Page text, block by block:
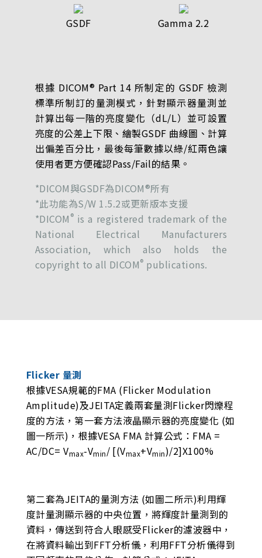
GSDF Gamma 2.2
根據 DICOM® Part 14 所制定的 GSDF 檢測
標準所制訂的量測模式，針對顯示器量測並
計算出每一階的亮度變化（dL/L）並可設置
亮度的公差上下限、繪製GSDF 曲線圖、計算
出偏差百分比，最後每筆數據以綠/紅兩色讓
使用者更方便確認Pass/Fail的結果。
*DICOM與GSDF為DICOM®所有
*此功能為S/W 1.5.2或更新版本支援
*DICOM ® is a registered trademark of the
National Electrical Manufacturers
Association, which also holds the
copyright to all DICOM® publications.
Flicker 量測
根據VESA規範的FMA (Flicker Modulation
Amplitude)及JEITA定義兩套量測Flicker閃爍程
度的方法，第一套方法液晶顯示器的亮度變化 (如
圖一所示)，根據VESA FMA 計算公式：FMA =
AC/DC= Vmax-Vmin/ [(Vmax+Vmin)/2]X100%
第二套為JEITA的量測方法 (如圖二所示)利用輝
度計量測顯示器的中央位置，將輝度計量測到的
資料，傳送到符合人眼感受Flicker的濾波器中，
在將資料輸出到FFT分析儀，利用FFT分析儀得到